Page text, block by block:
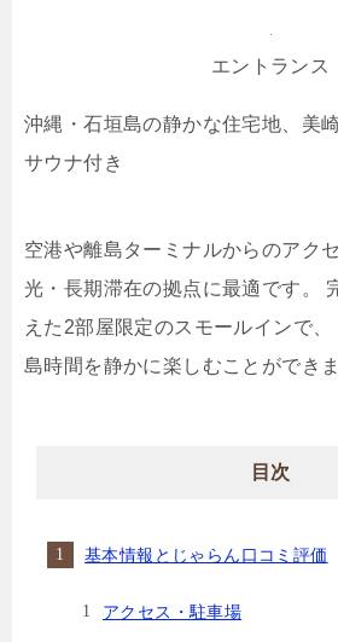
エントランス
沖縄・石垣島の静かな住宅地、美
サウナ付き
空港や離島ターミナルからのアク
光・長期滞在の拠点に最適です。
えた2部屋限定のスモールインで
島時間を静かに楽しむことができま
目次
基本情報とじゃらん口コミ評価
アクセス・駐車場